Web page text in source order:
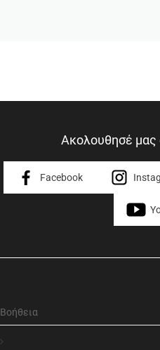
Ακολουθησέ μας
Facebook
Βοήθεια